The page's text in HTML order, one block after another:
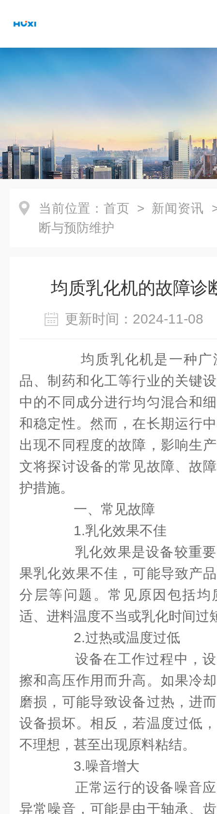
当前位置： 首页 > 新闻资讯
断与预防维护
均质乳化机的故障诊
更新时间：2024-11-
均质乳化机是一种广
品、制药和化工等行业的关键
中的不同成分进行均匀混合和
和稳定性。然而，在长期运行
出现不同程度的故障，影响生
文将探讨设备的常见故障、故
护措施。
一、常见故障
1.乳化效果不佳
乳化效果是设备较重要
果乳化效果不佳，可能导致产
分层等问题。常见原因包括均
适、进料温度不当或乳化时间过
2.过热或温度过低
设备在工作过程中，设
擦和高压作用而升高。如果冷
磨损，可能导致设备过热，进
设备损坏。相反，若温度过低
不理想，甚至出现原料粘结。
3.噪音增大
正常运行的设备噪音应
异常噪音，可能是由于轴承、